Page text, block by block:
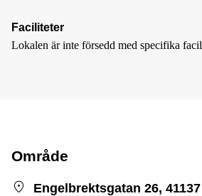
Faciliteter
Lokalen är inte försedd med specifika
Område
Engelbrektsgatan 26,